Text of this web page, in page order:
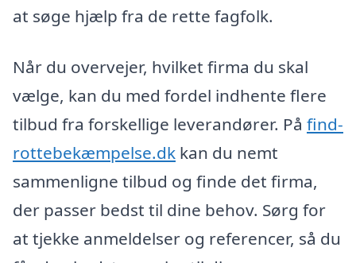
at søge hjælp fra de rette fagfolk.
Når du overvejer, hvilket firma du skal
vælge, kan du med fordel indhente flere
tilbud fra forskellige leverandører. På find-
rottebekæmpelse.dk kan du nemt
sammenligne tilbud og finde det firma,
der passer bedst til dine behov. Sørg for
at tjekke anmeldelser og referencer, så du